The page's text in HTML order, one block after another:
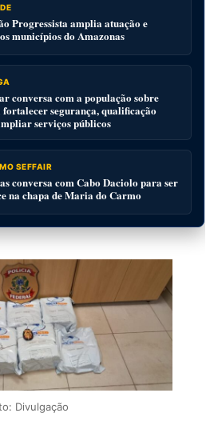
Progressista amplia atuação e
municípios do Amazonas
conversa com a população sobre
segurança, qualificação
serviços públicos
SEFFAIR
conversa com Cabo Daciolo para ser
na chapa de Maria do Carmo
Divulgação